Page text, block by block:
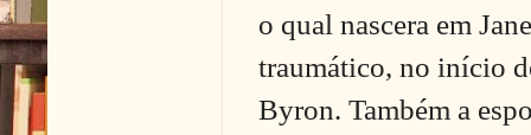
o qual nascera em
traumático, no início
Byron. Também a